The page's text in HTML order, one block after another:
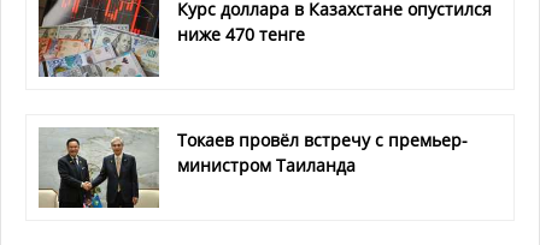
Курс доллара в Казахстане опустился
ниже 470 тенге
Токаев провёл встречу с премьер-
министром Таиланда